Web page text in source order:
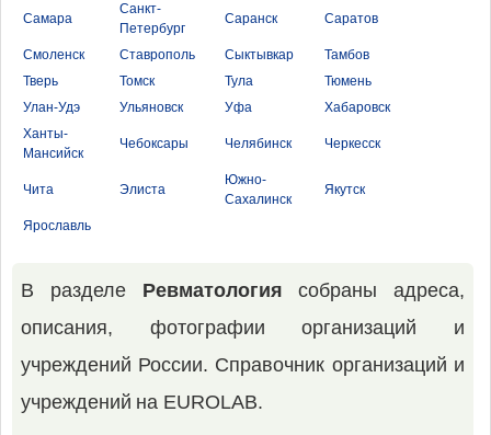
Самара
Санкт-
Петербург
Саранск Саратов
Смоленск Ставрополь Сыктывкар
Тамбов
Тверь
Томск Тула
Тюмень
Улан-Удэ
Ульяновск Уфа
Хабаровск
Ханты-
Мансийск
Чебоксары Челябинск Черкесск
Чита Элиста
Южно-
Сахалинск
Якутск
Ярославль
В разделе Ревматология собраны адреса,
описания, фотографии организаций и
учреждений России. Справочник организаций и
учреждений на EUROLAB.